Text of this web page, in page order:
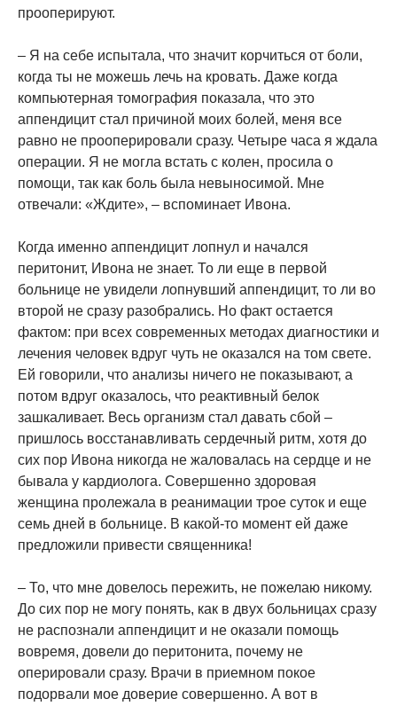
прооперируют.
– Я на себе испытала, что значит корчиться от боли,
когда ты не можешь лечь на кровать. Даже когда
компьютерная томография показала, что это
аппендицит стал причиной моих болей, меня все
равно не прооперировали сразу. Четыре часа я ждала
операции. Я не могла встать с колен, просила о
помощи, так как боль была невыносимой. Мне
отвечали: «Ждите», – вспоминает Ивона.
Когда именно аппендицит лопнул и начался
перитонит, Ивона не знает. То ли еще в первой
больнице не увидели лопнувший аппендицит, то ли во
второй не сразу разобрались. Но факт остается
фактом: при всех современных методах диагностики и
лечения человек вдруг чуть не оказался на том свете.
Ей говорили, что анализы ничего не показывают, а
потом вдруг оказалось, что реактивный белок
зашкаливает. Весь организм стал давать сбой –
пришлось восстанавливать сердечный ритм, хотя до
сих пор Ивона никогда не жаловалась на сердце и не
бывала у кардиолога. Совершенно здоровая
женщина пролежала в реанимации трое суток и еще
семь дней в больнице. В какой-то момент ей даже
предложили привести священника!
– То, что мне довелось пережить, не пожелаю никому.
До сих пор не могу понять, как в двух больницах сразу
не распознали аппендицит и не оказали помощь
вовремя, довели до перитонита, почему не
оперировали сразу. Врачи в приемном покое
подорвали мое доверие совершенно. А вот в